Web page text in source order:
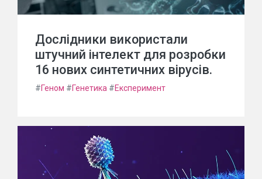
Дослідники використали
штучний інтелект для розробки
16 нових синтетичних вірусів.
#Геном #Генетика #Експеримент